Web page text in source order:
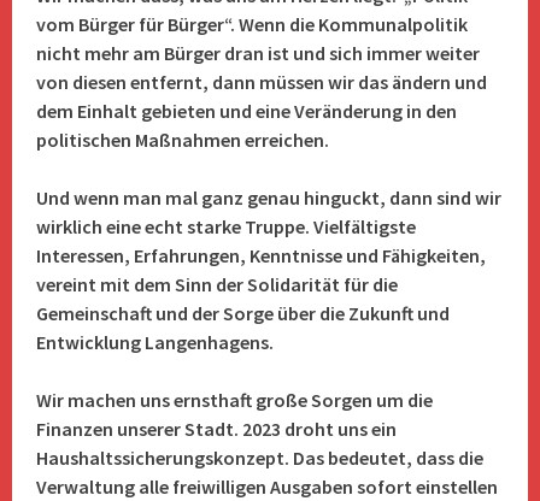
vom Bürger für Bürger“. Wenn die Kommunalpolitik
nicht mehr am Bürger dran ist und sich immer weiter
von diesen entfernt, dann müssen wir das ändern und
dem Einhalt gebieten und eine Veränderung in den
politischen Maßnahmen erreichen.
Und wenn man mal ganz genau hinguckt, dann sind wir
wirklich eine echt starke Truppe. Vielfältigste
Interessen, Erfahrungen, Kenntnisse und Fähigkeiten,
vereint mit dem Sinn derSolidarität für die
Gemeinschaft und der Sorge über die Zukunft und
Entwicklung Langenhagens.
Wir machen uns ernsthaft große Sorgen um die
Finanzen unserer Stadt. 2023 droht uns ein
Haushaltssicherungskonzept. Das bedeutet, dass die
Verwaltung alle freiwilligen Ausgaben sofort einstellen